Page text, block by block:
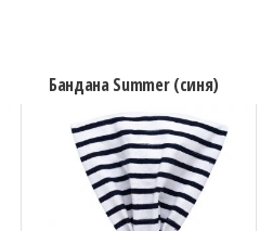
Бандана Summer (синя)